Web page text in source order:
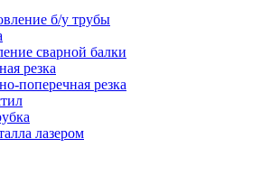
б/у трубы
сварной балки
резка
поперечная резка
лазером